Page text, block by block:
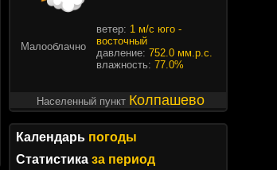
Малооблачно
ветер: 1 м/с юго -
восточный
давление: 752.0 мм.р.с.
влажность: 77.0%
Населенный пункт Колпашево
Календарь погоды
Статистика за период